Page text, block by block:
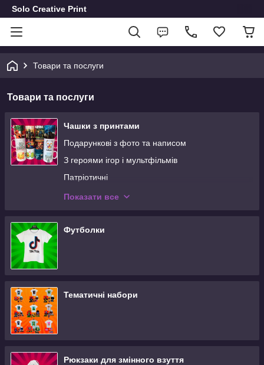
Solo Creative Print
Товари та послуги
Товари та послуги
Чашки з принтами
Подарункові з фото та написом
З героями ігор і мультфільмів
Патріотичні
Коробочки для чашок
Показати все
Футболки
Тематичні набори
Рюкзаки для змінного взуття